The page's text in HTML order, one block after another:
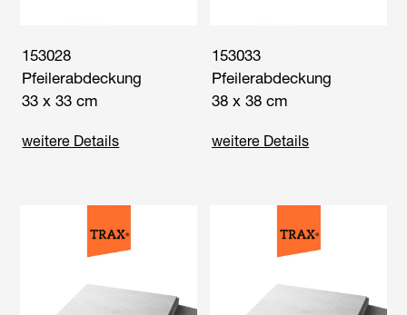
153028
Pfeilerabdeckung
33 x 33 cm
weitere Details
153033
Pfeilerabdeckung
38 x 38 cm
weitere Details